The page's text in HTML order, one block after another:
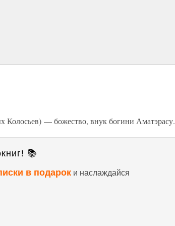
— божество, внук богини Аматэрасу.
📚
в подарок и наслаждайся